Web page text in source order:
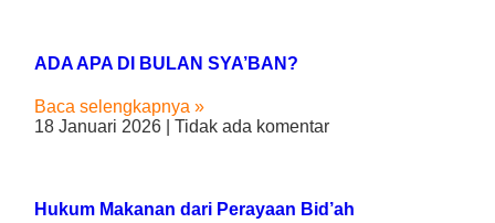
ADA APA DI BULAN SYA’BAN?
Baca selengkapnya »
18 Januari 2026
Tidak ada komentar
Hukum Makanan dari Perayaan Bid’ah